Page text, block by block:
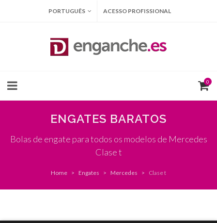
PORTUGUÊS ACESSO PROFISSIONAL
0
ENGATES BARATOS
Bolas de engate para todos os modelos de Mercedes
Clase t
Home Engates Mercedes Clase t